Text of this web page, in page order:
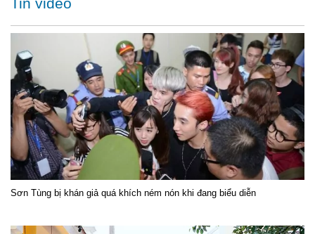
Sơn Tùng bị khán giả quá khích ném nón khi đang biểu diễn